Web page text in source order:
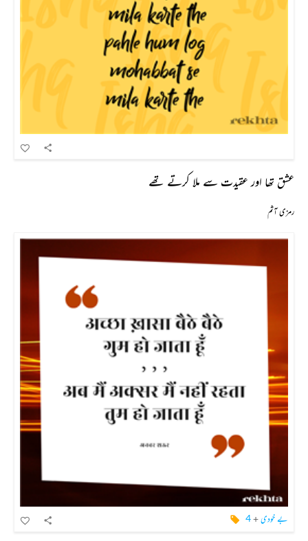
عشق تھا اور عقیدت سے ملا کرتے تھے
رمزی آثم
بے خودی+
4